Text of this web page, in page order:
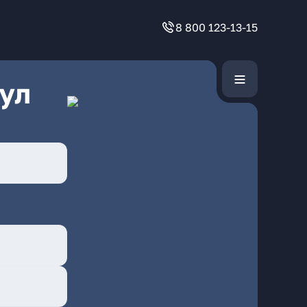
8 800 123-13-15